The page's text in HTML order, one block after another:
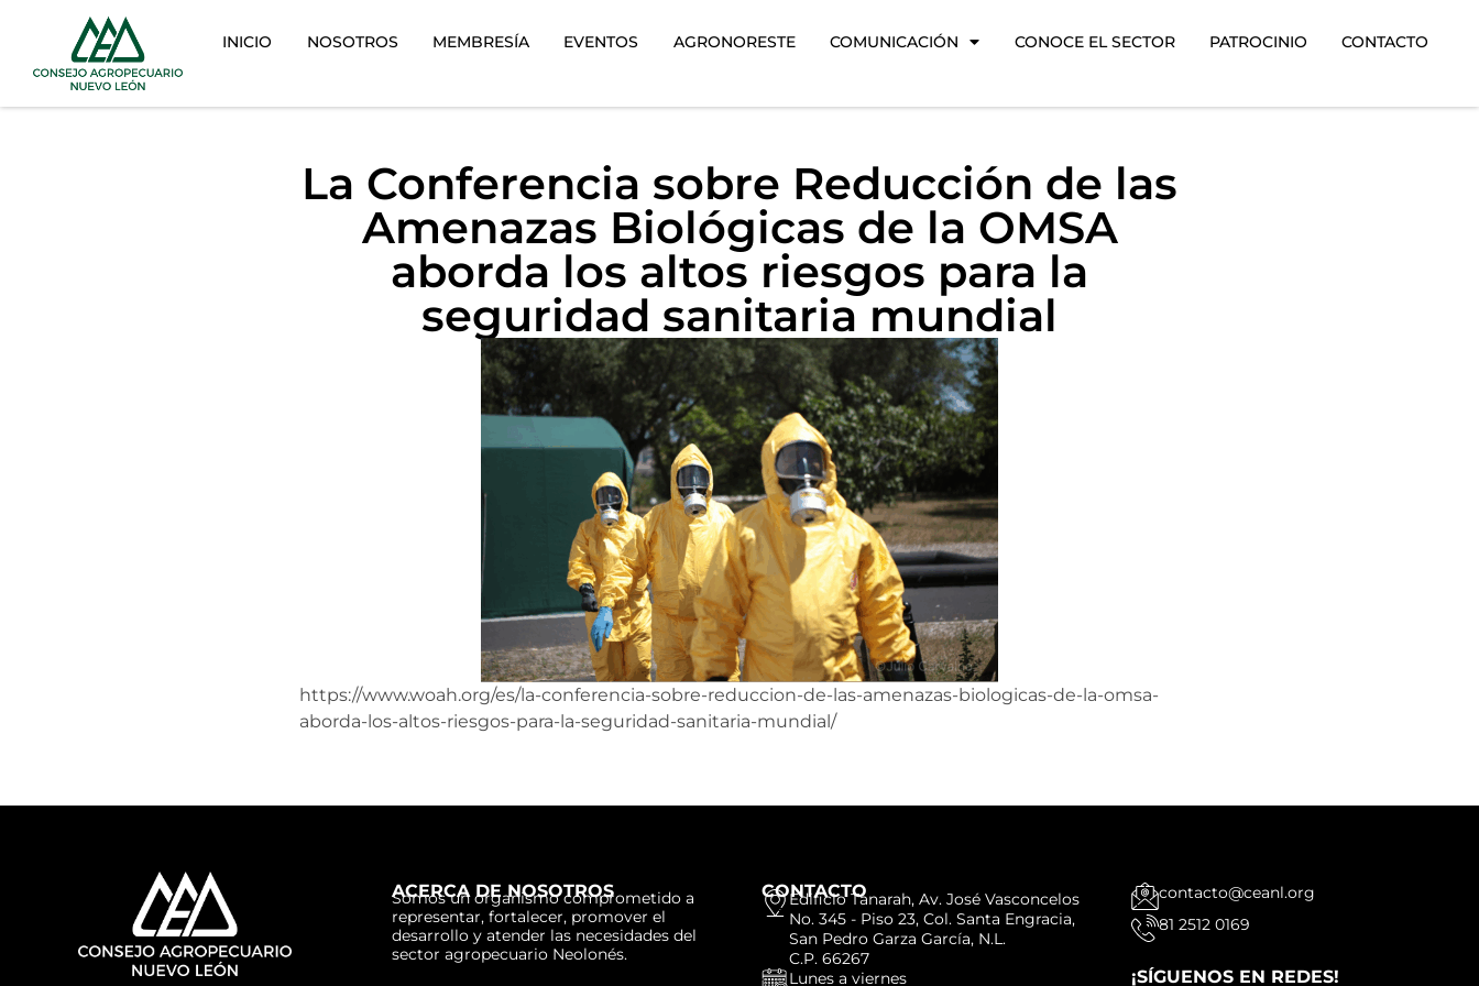
INICIO NOSOTROS MEMBRESÍA EVENTOS AGRONORESTE COMUNICACIÓN CONOCE EL SECTOR PATROCINIO CONTACTO
La Conferencia sobre Reducción de las
Amenazas Biológicas de la OMSA
aborda los altos riesgos para la
seguridad sanitaria mundial
https://www.woah.org/es/la-conferencia-sobre-reduccion-de-las-amenazas-biologicas-de-la-omsa-
aborda-los-altos-riesgos-para-la-seguridad-sanitaria-mundial/
ACERCA DE NOSOTROS
Somos un organismo comprometido a
representar, fortalecer, promover el
desarrollo y atender las necesidades del
sector agropecuario Neolonés.
CONTACTO
Edificio Tanarah, Av. José Vasconcelos
No. 345 - Piso 23, Col. Santa Engracia,
San Pedro Garza García, N.L.
C.P. 66267
Lunes a viernes
contacto@ceanl.org
81 2512 0169
¡SÍGUENOS EN REDES!